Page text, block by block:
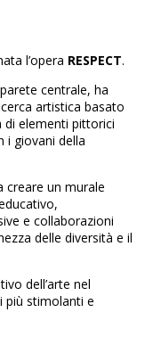
l’opera RESPECT.
centrale, ha
artistica basato
di elementi pittorici
i giovani della
creare un murale
e collaborazioni
delle diversità e il
dell’arte nel
più stimolanti e